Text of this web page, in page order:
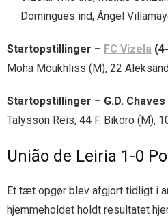
Domingues ind, Ángel
Startopstillinger – FC Vizela
Moha Moukhliss (M), 22
Startopstillinger – G.D. Chaves
Talysson Reis, 44 F. Bikoro (M),
União de Leiria 1-0
Et tæt opgør blev afgjort tidligt i
hjemmeholdet holdt resultatet